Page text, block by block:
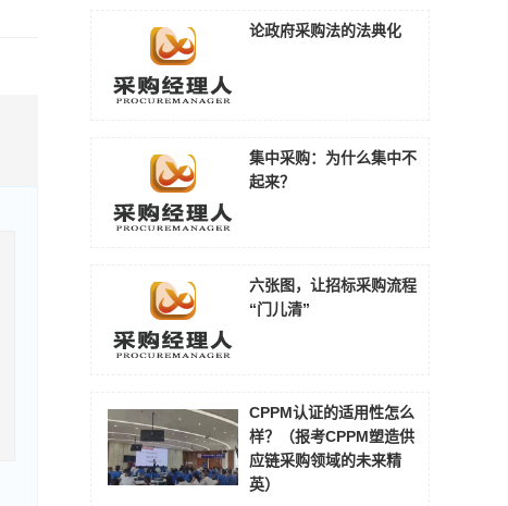
论政府采购法的法典化
集中采购：为什么集中不
起来？
六张图，让招标采购流程
“门儿清”
CPPM认证的适用性怎么
样？（报考CPPM塑造供
应链采购领域的未来精
英）